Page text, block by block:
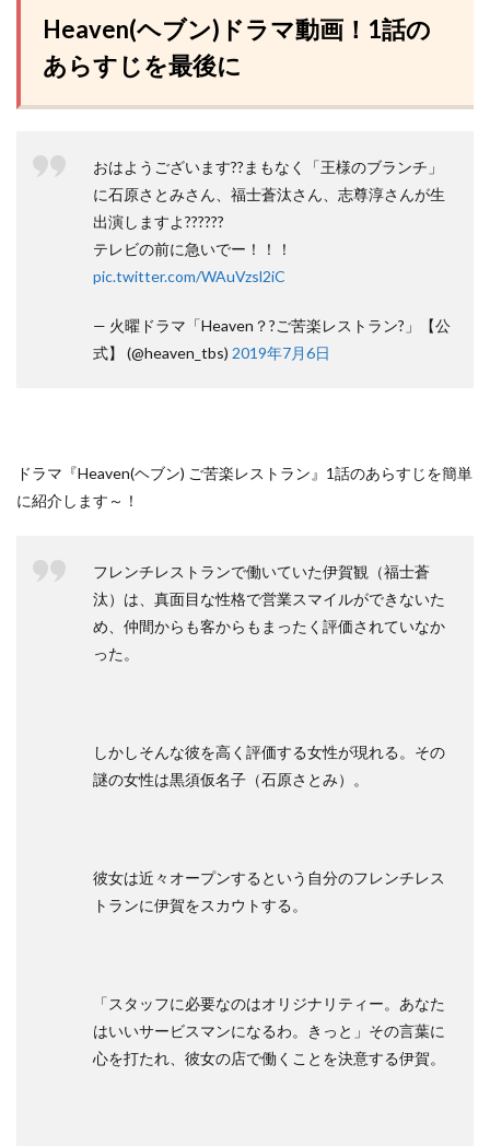
Heaven(ヘブン)ドラマ動画！1話の
あらすじを最後に
おはようございます??まもなく「王様のブランチ」
に石原さとみさん、福士蒼汰さん、志尊淳さんが生
出演しますよ??????
テレビの前に急いでー！！！
pic.twitter.com/WAuVzsl2iC
— 火曜ドラマ「Heaven？?ご苦楽レストラン?」【公
式】 (@heaven_tbs) 2019年7月6日
ドラマ『Heaven(ヘブン) ご苦楽レストラン』1話のあらすじを簡単
に紹介します～！
フレンチレストランで働いていた伊賀観（福士蒼
汰）は、真面目な性格で営業スマイルができないた
め、仲間からも客からもまったく評価されていなか
った。
しかしそんな彼を高く評価する女性が現れる。その
謎の女性は黒須仮名子（石原さとみ）。
彼女は近々オープンするという自分のフレンチレス
トランに伊賀をスカウトする。
「スタッフに必要なのはオリジナリティー。あなた
はいいサービスマンになるわ。きっと」その言葉に
心を打たれ、彼女の店で働くことを決意する伊賀。